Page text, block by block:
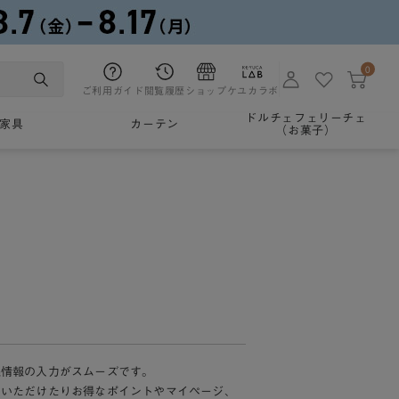
ご利用ガイド 閲覧履歴 ショップケユカラボ
0
家具 カーテン
ドルチェフェリーチェ
（お菓子）
報の入力がスムーズです。
ただけたりお得なポイントやマイページ、